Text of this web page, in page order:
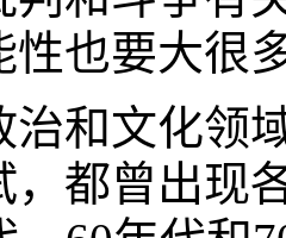
性也要大很
治和文化领
，都曾出现